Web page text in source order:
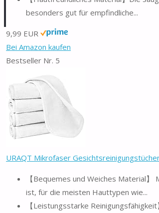
besonders gut für empfindliche...
9,99 EUR
Bei Amazon kaufen
Bestseller Nr. 5
URAQT Mikrofaser
【Bequemes und Weiches Material
ist, für die meisten Hauttypen wie...
【Leistungsstarke